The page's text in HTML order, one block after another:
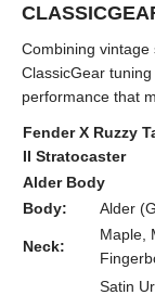
Combining vintage
ClassicGear
performance that
Fender X Ruzzy
II Stratocaster
Alder Body
Body:
Alder
Neck:
Maple,
Satin